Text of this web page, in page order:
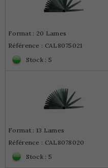
Format : 20 Lames
Référence : CAL8075021
Stock : 5
Format : 13 Lames
Référence : CAL8078020
Stock : 5